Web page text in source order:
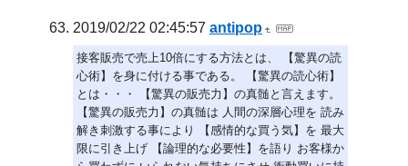
2019/02/22 02:45:57 antipop
接客販売で売上10倍にする方法とは、 【驚異の読
心術】を身に付ける事である。 【驚異の読心術】
とは・・・ 【驚異の販売力】の真髄と言えます。
【驚異の販売力】の真髄は 人間の深層心理を 読み
解き刺激する事により 【感情的な買う気】を 最大
限に引き上げ 【論理的な必要性】を語り お客様か